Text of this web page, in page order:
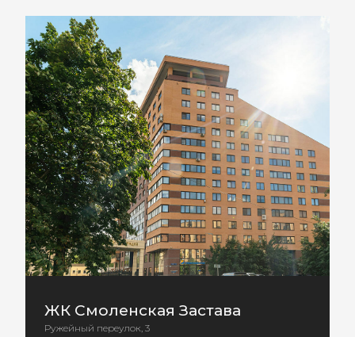
ЖК Смоленская Застава
Ружейный переулок, 3